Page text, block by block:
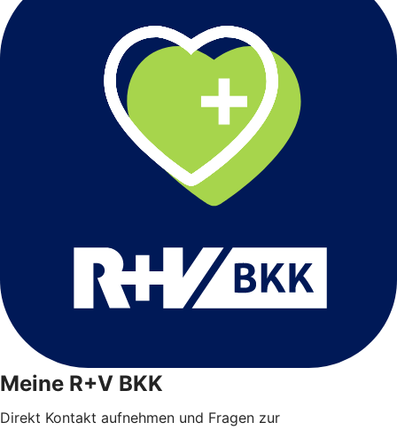
Meine R+V BKK
Direkt Kontakt aufnehmen und Fragen zur